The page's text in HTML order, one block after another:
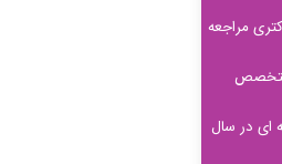
مراجعه
متخصص
ای در سال